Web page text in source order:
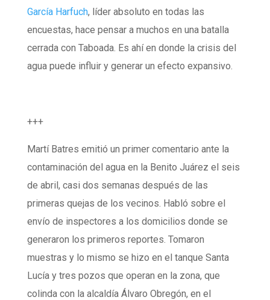
García Harfuch, líder absoluto en todas las
encuestas, hace pensar a muchos en una batalla
cerrada con Taboada. Es ahí en donde la crisis del
agua puede influir y generar un efecto expansivo.
+++
Martí Batres emitió un primer comentario ante la
contaminación del agua en la Benito Juárez el seis
de abril, casi dos semanas después de las
primeras quejas de los vecinos. Habló sobre el
envío de inspectores a los domicilios donde se
generaron los primeros reportes. Tomaron
muestras y lo mismo se hizo en el tanque Santa
Lucía y tres pozos que operan en la zona, que
colinda con la alcaldía Álvaro Obregón, en el